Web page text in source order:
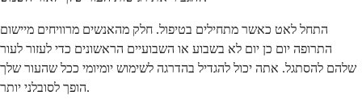
התחל לאט כאשר מתחילים בטיפול. חלק מהאנשים מרוויחים מיישום
התרופה יום כן יום לא בשבוע או השבועיים הראשונים כדי לעזור לעור
שלהם להסתגל. אתה יכול להגדיל בהדרגה לשימוש יומיומי ככל שהעור שלך
הופך לסובלני יותר.